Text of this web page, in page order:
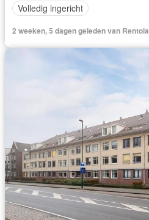
Volledig ingericht
2 weeken, 5 dagen geleden van Rentola